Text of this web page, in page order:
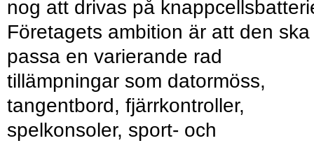
nog att drivas på
Företagets ambition är att den ska
passa en varierande rad
tillämpningar som datormöss,
tangentbord, fjärrkontroller,
spelkonsoler, sport- och